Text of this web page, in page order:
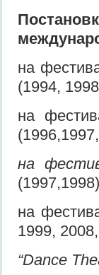
Поста
на
(1994,
на
на
на
1999,
“Dance